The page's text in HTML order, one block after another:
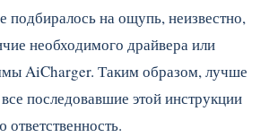
подбиралось на ощупь, неизвестно,
необходимого драйвера или
AiCharger. Таким образом, лучше
последовавшие этой инструкции